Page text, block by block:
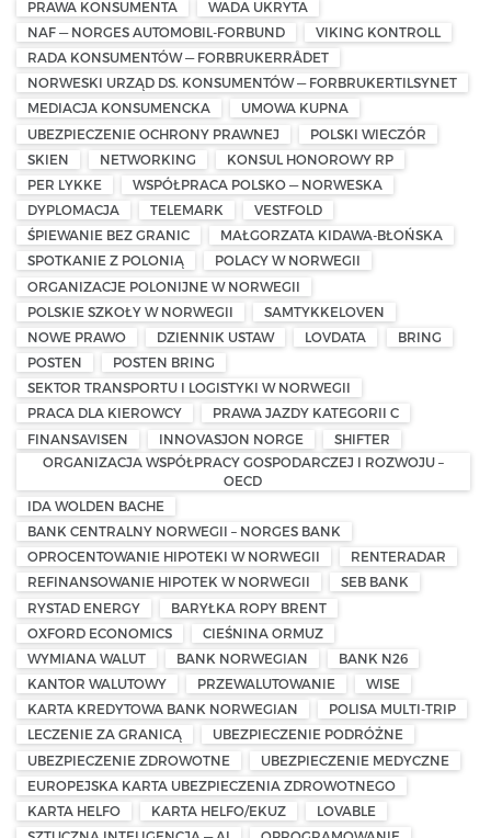
PRAWA KONSUMENTA
WADA UKRYTA
NAF — NORGES AUTOMOBIL-FORBUND
VIKING KONTROLL
RADA KONSUMENTÓW — FORBRUKERRÅDET
NORWESKI URZĄD DS. KONSUMENTÓW — FORBRUKERTILSYNET
MEDIACJA KONSUMENCKA
UMOWA KUPNA
UBEZPIECZENIE OCHRONY PRAWNEJ
POLSKI WIECZÓR
SKIEN
NETWORKING
KONSUL HONOROWY RP
PER LYKKE
WSPÓŁPRACA POLSKO — NORWESKA
DYPLOMACJA
TELEMARK
VESTFOLD
ŚPIEWANIE BEZ GRANIC
MAŁGORZATA KIDAWA-BŁOŃSKA
SPOTKANIE Z POLONIĄ
POLACY W NORWEGII
ORGANIZACJE POLONIJNE W NORWEGII
POLSKIE SZKOŁY W NORWEGII
SAMTYKKELOVEN
NOWE PRAWO
DZIENNIK USTAW LOVDATA
BRING
POSTEN
POSTEN BRING
SEKTOR TRANSPORTU I LOGISTYKI W NORWEGII
PRACA DLA KIEROWCY
PRAWA JAZDY KATEGORII C
FINANSAVISEN
INNOVASJON NORGE
SHIFTER
ORGANIZACJA WSPÓŁPRACY GOSPODARCZEJ I ROZWOJU –
OECD
IDA WOLDEN BACHE
BANK CENTRALNY NORWEGII – NORGES BANK
OPROCENTOWANIE HIPOTEKI W NORWEGII
RENTERADAR
REFINANSOWANIE HIPOTEK W NORWEGII
SEB BANK
RYSTAD ENERGY
BARYŁKA ROPY BRENT
OXFORD ECONOMICS
CIEŚNINA ORMUZ
WYMIANA WALUT
BANK NORWEGIAN
BANK N26
KANTOR WALUTOWY
PRZEWALUTOWANIE
WISE
KARTA KREDYTOWA BANK NORWEGIAN
POLISA MULTI-TRIP
LECZENIE ZA GRANICĄ
UBEZPIECZENIE PODRÓŻNE
UBEZPIECZENIE ZDROWOTNE
UBEZPIECZENIE MEDYCZNE
EUROPEJSKA KARTA UBEZPIECZENIA ZDROWOTNEGO
KARTA HELFO
KARTA HELFO/EKUZ
LOVABLE